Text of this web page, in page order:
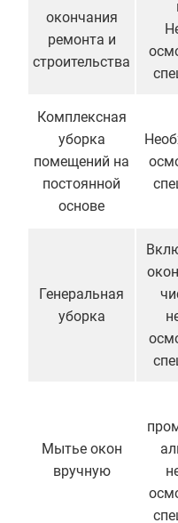
окончания
ремонта и
строительства
Комплексная
уборка
помещений на
постоянной
основе
Генеральная
уборка
Мытье окон
вручную